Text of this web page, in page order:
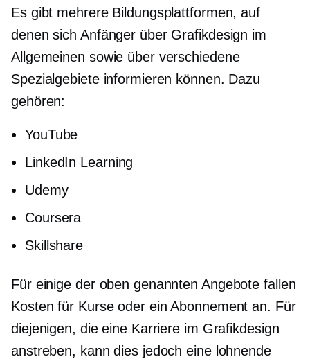
Es gibt mehrere Bildungsplattformen, auf
denen sich Anfänger über Grafikdesign im
Allgemeinen sowie über verschiedene
Spezialgebiete informieren können. Dazu
gehören:
YouTube
LinkedIn Learning
Udemy
Coursera
Skillshare
Für einige der oben genannten Angebote fallen
Kosten für Kurse oder ein Abonnement an. Für
diejenigen, die eine Karriere im Grafikdesign
anstreben, kann dies jedoch eine lohnende